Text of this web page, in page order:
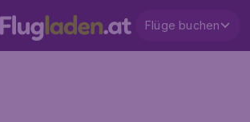
Flüge buchen